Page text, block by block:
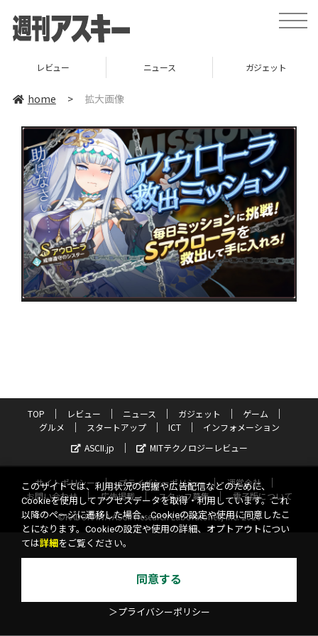
toggle
レビュー ニュース ガジェット
home > 拡大画像
TOP レビュー ニュース ガジェット
ゲーム
グルメ
スタートアップ ICT
インフォメーション
ASCII.jp
MITテクノロジーレビュー
サイトポリシー プライバシーポリシー
運営会社
お問い合わせ
広告掲載 スタッフ募集
電子版について
©KADOKAWA ASCII Research Laboratories, Inc. 2026
このサイトでは、利用状況の把握や広告配信などのために、
Cookieを使用してアクセスデータを取得・利用しています。これ
以降のページに遷移した場合、Cookieの設定や使用に同意したこ
とになります。Cookieの設定や使用の詳細、オプトアウトについ
ては詳細 をご覧ください。
同意する
＞プライバシーポリシー